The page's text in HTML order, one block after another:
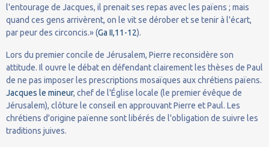
l'entourage de Jacques, il prenait ses repas avec les païens ; mais
quand ces gens arrivèrent, on le vit se dérober et se tenir à l'écart,
par peur des circoncis.» (Ga II,11-12).
Lors du premier concile de Jérusalem, Pierre reconsidère son
attitude. Il ouvre le débat en défendant clairement les thèses de Paul
de ne pas imposer les prescriptions mosaïques aux chrétiens païens.
Jacques le mineur, chef de l'Église locale (le premier évêque de
Jérusalem), clôture le conseil en approuvant Pierre et Paul. Les
chrétiens d'origine païenne sont libérés de l'obligation de suivre les
traditions juives.